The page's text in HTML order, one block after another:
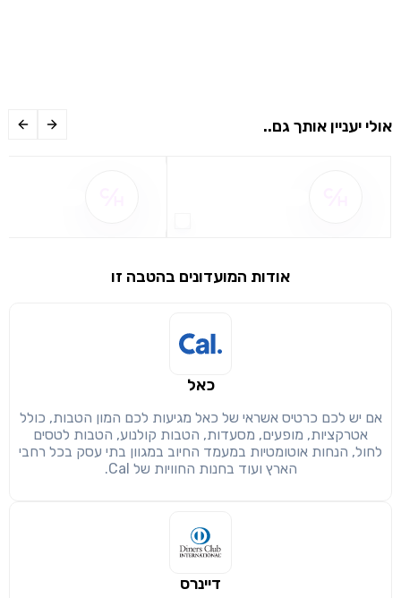
שיתוף
שימו לב!
מימוש הטבה זו ניתן רק לחברי
הבנתי, המשך לאתר
אולי יעניין אותך גם..
אודות המועדונים בהטבה זו
כאל
אם יש לכם כרטיס אשראי של כאל מגיעות לכם המון הטבות, כולל
אטרקציות, מופעים, מסעדות, הטבות קולנוע, הטבות לטסים
לחול, הנחות אוטומטיות במעמד החיוב במגוון בתי עסק בכל רחבי
הארץ ועוד בחנות החוויות של Cal.
דיינרס